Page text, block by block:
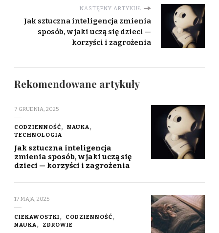
NASTĘPNY ARTYKUŁ
Jak sztuczna inteligencja zmienia
sposób, w jaki uczą się dzieci —
korzyści i zagrożenia
Rekomendowane artykuły
7 GRUDNIA, 2025
CODZIENNOŚĆ
NAUKA
TECHNOLOGIA
Jak sztuczna inteligencja
zmienia sposób, w jaki uczą się
dzieci — korzyści i zagrożenia
17 MAJA, 2025
CIEKAWOSTKI
CODZIENNOŚĆ
NAUKA
ZDROWIE